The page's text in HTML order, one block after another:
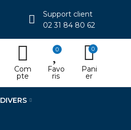
Support client
02 31 84 80 62
Com
pte
0
Favo
ris
0
Pani
er
DIVERS